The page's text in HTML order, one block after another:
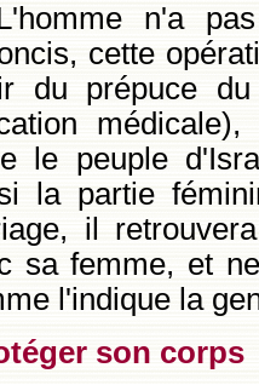
n'a
cette
du prépuce
le peuple
la partie
il
sa femme, et
l'indique la
son corps